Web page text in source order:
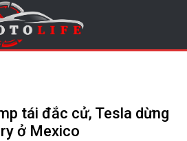
tái đắc cử, Tesla dừng
ở Mexico